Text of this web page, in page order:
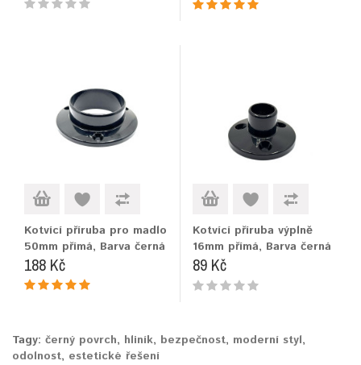
Kotvící příruba pro madlo
50mm přímá, Barva černá
188 Kč
Kotvící příruba výplně
16mm přímá, Barva černá
89 Kč
Tagy: černý povrch, hliník, bezpečnost, moderní styl,
odolnost, estetické řešení